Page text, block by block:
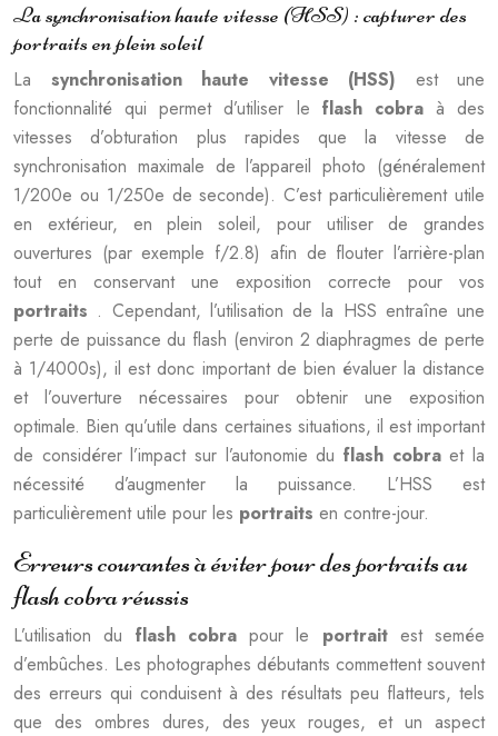
La synchronisation haute vitesse (HSS) : capturer des
portraits en plein soleil
La synchronisation haute vitesse (HSS) est une
fonctionnalité qui permet d’utiliser le flash cobra à des
vitesses d’obturation plus rapides que la vitesse de
synchronisation maximale de l’appareil photo (généralement
1/200e ou 1/250e de seconde). C’est particulièrement utile
en extérieur, en plein soleil, pour utiliser de grandes
ouvertures (par exemple f/2.8) afin de flouter l’arrière-plan
tout en conservant une exposition correcte pour vos
portraits . Cependant, l’utilisation de la HSS entraîne une
perte de puissance du flash (environ 2 diaphragmes de perte
à 1/4000s), il est donc important de bien évaluer la distance
et l’ouverture nécessaires pour obtenir une exposition
optimale. Bien qu’utile dans certaines situations, il est important
de considérer l’impact sur l’autonomie du flash cobraet la
nécessité d’augmenter la puissance. L’HSS est
particulièrement utile pour les portraits en contre-jour.
Erreurs courantes à éviter pour des portraits au
flash cobra réussis
L’utilisation du flash cobra pour le portrait est semée
d’embûches. Les photographes débutants commettent souvent
des erreurs qui conduisent à des résultats peu flatteurs, tels
que des ombres dures, des yeux rouges, et un aspect